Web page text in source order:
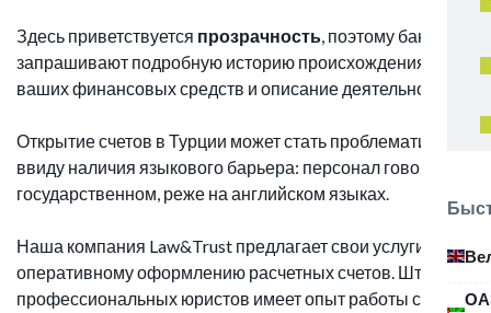
Здесь приветствуется прозрачность, поэтому банки
запрашивают подробную историю происхождения
ваших финансовых средств и описание деятельности.
Открытие счетов в Турции может стать проблематичным
ввиду наличия языкового барьера: персонал говорит на
государственном, реже на английском языках.
Наша компания Law&Trust предлагает свои услуги по
оперативному оформлению расчетных счетов. Штат
профессиональных юристов имеет опыт работы с